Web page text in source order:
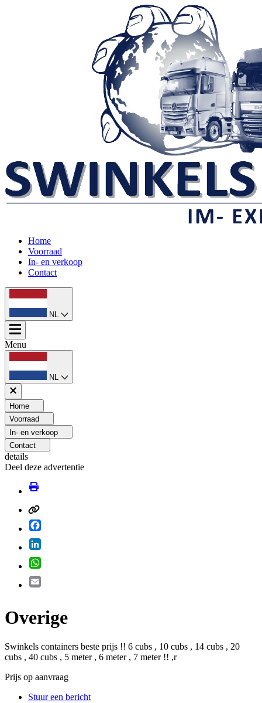
Home
Voorraad
In- en verkoop
Contact
NL
Menu
NL
Home
Voorraad
In- en verkoop
Contact
details
Deel deze advertentie
Overige
Swinkels containers beste prijs !! 6 cubs , 10 cubs , 14 cubs , 20
cubs , 40 cubs , 5 meter , 6 meter , 7 meter !! ,r
Prijs op aanvraag
Stuur een bericht